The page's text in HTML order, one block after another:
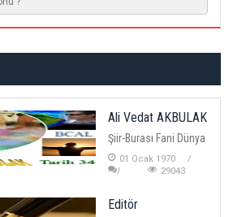
Ali Vedat AKBULAK
Şiir-Burası Fani Dünya
01 Ocak 1970
29043
Editör